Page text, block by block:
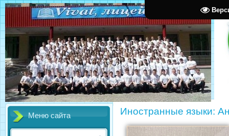
Меню сайта Иностранные языки: